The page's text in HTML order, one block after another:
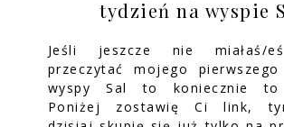
tydzień na wyspie
Jeśli jeszcze nie miałaś/
przeczytać mojego
wyspy Sal to koniecznie to
Poniżej zostawię Ci link,